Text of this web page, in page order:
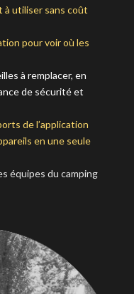
à utiliser sans coût
pour voir où les
à remplacer, en
de sécurité et
de l’application
en une seule
équipes du camping